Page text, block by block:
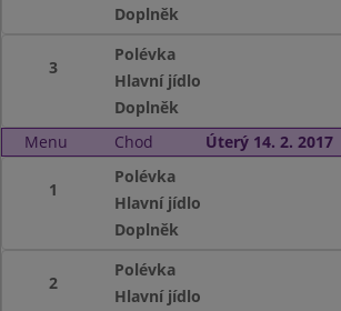
Doplněk
3
Polévka
Hlavní jídlo
Doplněk
Menu
Chod Úterý 14. 2. 2017
1
Polévka
Hlavní jídlo
Doplněk
2
Polévka
Hlavní jídlo